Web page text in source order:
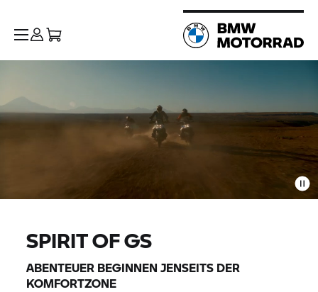
SPIRIT OF GS
ABENTEUER BEGINNEN JENSEITS DER
KOMFORTZONE